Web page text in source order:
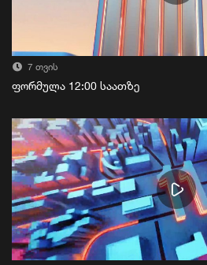
7 თვის
ფორმულა 12:00 საათზე